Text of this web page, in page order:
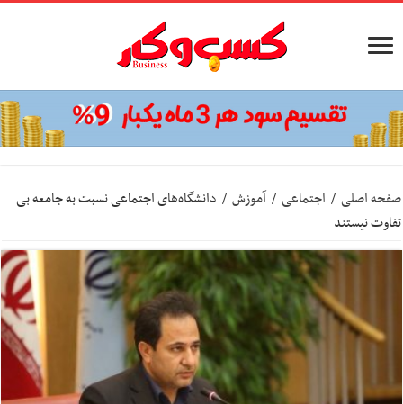
صفحه اصلی / اجتماعی / آموزش / دانشگاه‌های اجتماعی نسبت به جامعه بی
تفاوت نیستند